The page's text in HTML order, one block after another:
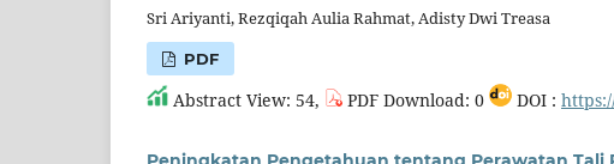
Sri Ariyanti, Rezqiqah Aulia Rahmat, Adisty Dwi Treasa
PDF
Abstract View: 54, PDF Download: 0 DOI :